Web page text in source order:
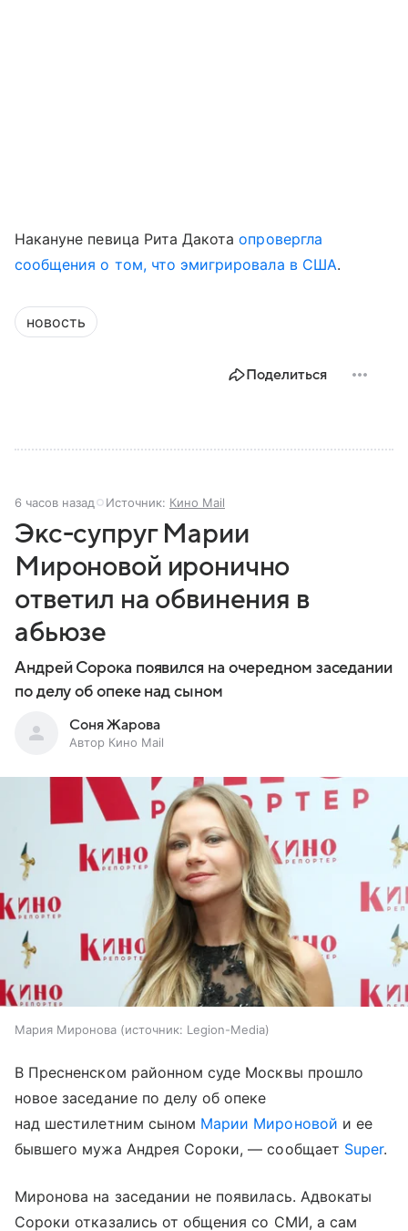
Накануне певица Рита Дакотаопровергла
сообщения о том, что эмигрировала в США.
новость
Поделиться
6 часов назад Источник: Кино Mail
Экс-супруг Марии
Мироновой иронично
ответил на обвинения в
абьюзе
Андрей Сорока появился на очередном заседании
по делу об опеке над сыном
Соня Жарова
Автор Кино Mail
Мария Миронова источник: Legion-Media
В Пресненском районном суде Москвы прошло
новое заседание по делу об опеке
над шестилетним сыном Марии Мироновой и ее
бывшего мужа Андрея Сороки, — сообщает Super.
Миронова на заседании не появилась. Адвокаты
Сороки отказались от общения со СМИ, а сам